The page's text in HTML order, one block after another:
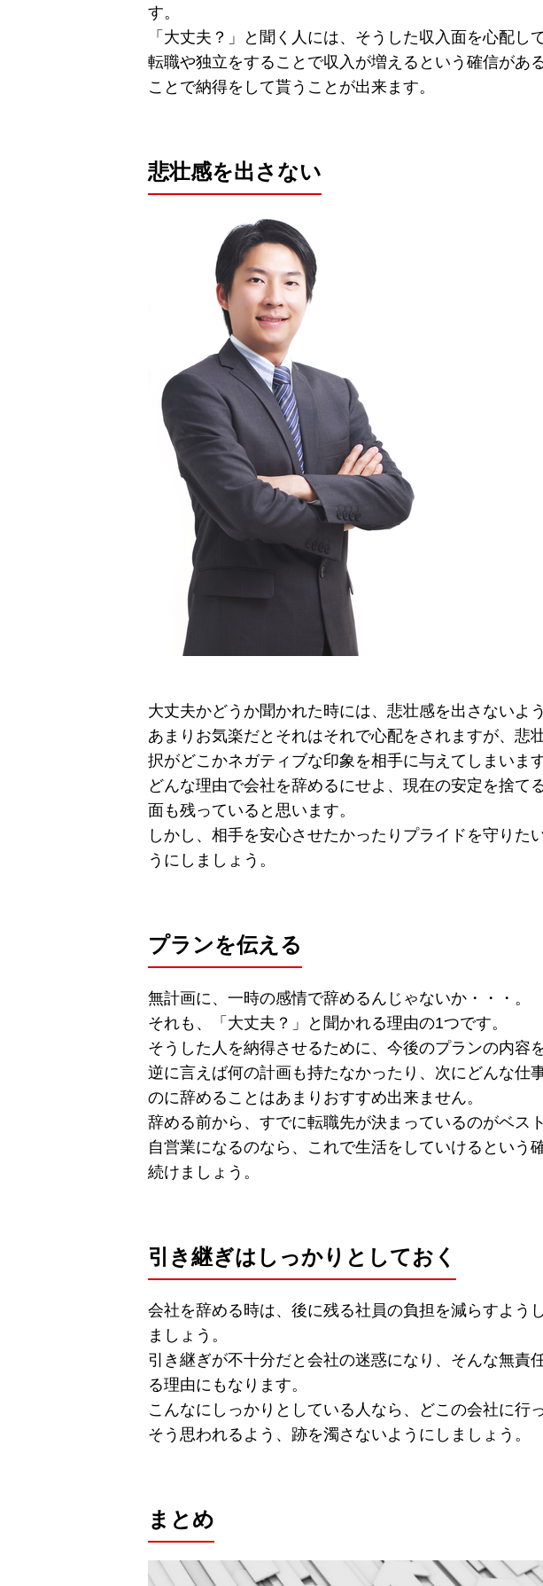
す。
「大丈夫？」と聞く人には、そうした収入面を心配し
転職や独立をすることで収入が増えるという確信があ
ことで納得をして貰うことが出来ます。
悲壮感を出さない
大丈夫かどうか聞かれた時には、悲壮感を出さないよ
あまりお気楽だとそれはそれで心配をされますが、悲
択がどこかネガティブな印象を相手に与えてしまいます
どんな理由で会社を辞めるにせよ、現在の安定を捨て
面も残っていると思います。
しかし、相手を安心させたかったりプライドを守りた
うにしましょう。
プランを伝える
無計画に、一時の感情で辞めるんじゃないか・・・。
それも、「大丈夫？」と聞かれる理由の1つです。
そうした人を納得させるために、今後のプランの内容
逆に言えば何の計画も持たなかったり、次にどんな仕
のに辞めることはあまりおすすめ出来ません。
辞める前から、すでに転職先が決まっているのがベスト
自営業になるのなら、これで生活をしていけるという
続けましょう。
引き継ぎはしっかりとしておく
会社を辞める時は、後に残る社員の負担を減らすよう
ましょう。
引き継ぎが不十分だと会社の迷惑になり、そんな無責
る理由にもなります。
こんなにしっかりとしている人なら、どこの会社に行
そう思われるよう、跡を濁さないようにしましょう。
まとめ